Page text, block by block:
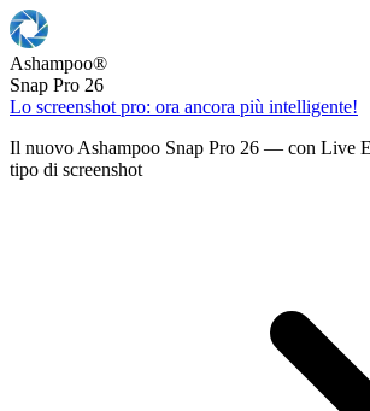
Ashampoo®
Snap Pro 26
Lo screenshot pro: ora ancora più intelligente!
Il nuovo Ashampoo Snap Pro 26 — con Live
tipo di screenshot